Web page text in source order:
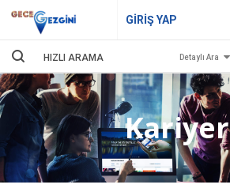
Detaylı Ara
GİRİŞ YAP
Kariyer